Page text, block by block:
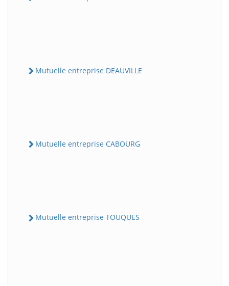
Mutuelle entreprise DEAUVILLE
Mutuelle entreprise CABOURG
Mutuelle entreprise TOUQUES